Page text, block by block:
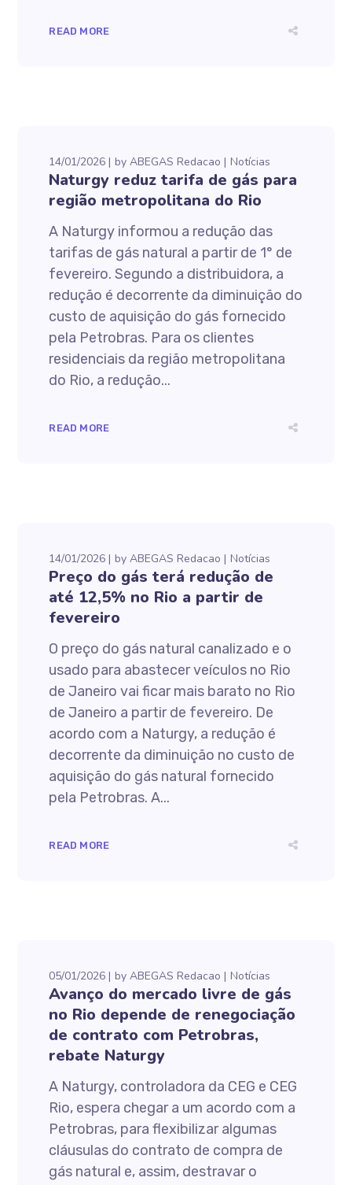
READ MORE
14/01/2026 byABEGAS Redacao Notícias
Naturgy reduz tarifa de gás para
região metropolitana do Rio
A Naturgy informou a redução das
tarifas de gás natural a partir de 1° de
fevereiro. Segundo a distribuidora, a
redução é decorrente da diminuição do
custo de aquisição do gás fornecido
pela Petrobras. Para os clientes
residenciais da região metropolitana
do Rio, a redução...
READ MORE
14/01/2026 byABEGAS Redacao Notícias
Preço do gás terá redução de
até 12,5% no Rio a partir de
fevereiro
O preço do gás natural canalizado e o
usado para abastecer veículos no Rio
de Janeiro vai ficar mais barato no Rio
de Janeiro a partir de fevereiro. De
acordo com a Naturgy, a redução é
decorrente da diminuição no custo de
aquisição do gás natural fornecido
pela Petrobras. A...
READ MORE
05/01/2026 byABEGAS Redacao Notícias
Avanço do mercado livre de gás
no Rio depende de renegociação
de contrato com Petrobras,
rebate Naturgy
A Naturgy, controladora da CEG e CEG
Rio, espera chegar a um acordo com a
Petrobras, para flexibilizar algumas
cláusulas do contrato de compra de
gás natural e, assim, destravar o